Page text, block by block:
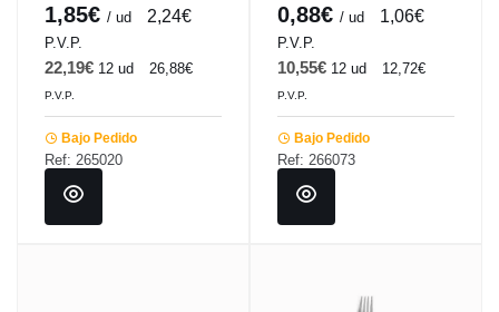
1,85€ / ud 2,24€
P.V.P.
22,19€ 12 ud 26,88€
P.V.P.
Bajo Pedido
Ref: 265020
0,88€ / ud 1,06€
P.V.P.
10,55€ 12 ud 12,72€
P.V.P.
Bajo Pedido
Ref: 266073